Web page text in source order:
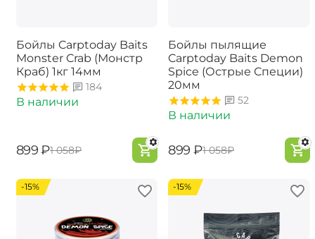
Бойлы Carptoday Baits
Monster Crab (Монстр
Краб) 1кг 14мм
184
В наличии
‍899‍ ₽‍1 058‍₽
Бойлы пылящие
Carptoday Baits Demon
Spice (Острые Специи)
20мм
52
В наличии
‍899‍ ₽‍1 058‍₽
-15% -15%